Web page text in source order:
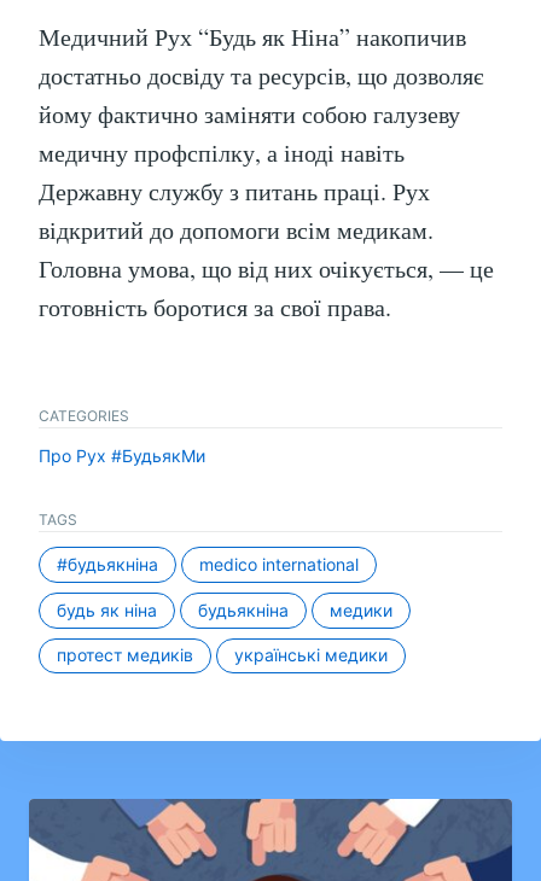
Медичний Рух “Будь як Ніна” накопичив
достатньо досвіду та ресурсів, що дозволяє
йому фактично заміняти собою галузеву
медичну профспілку, а іноді навіть
Державну службу з питань праці. Рух
відкритий до допомоги всім медикам.
Головна умова, що від них очікується, — це
готовність боротися за свої права.
CATEGORIES
Про Рух #БудьякМи
TAGS
#будьякніна medico international
будь як ніна будьякніна медики
протест медиків українські медики
Навігація
записів